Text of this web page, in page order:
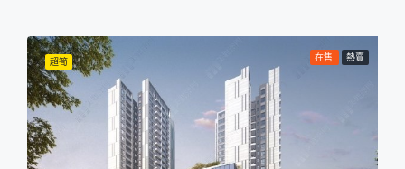
超筍 在售 熱賣